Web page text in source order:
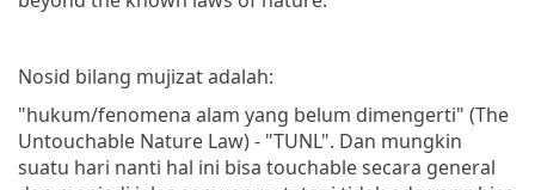
Nosid bilang mujizat adalah:
"hukum/fenomena alam yang belum dimengerti" (The
Untouchable Nature Law) - "TUNL". Dan mungkin
suatu hari nanti hal ini bisa touchable secara general